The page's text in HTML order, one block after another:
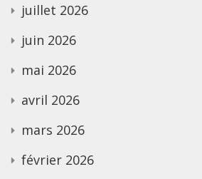
juillet 2026
juin 2026
mai 2026
avril 2026
mars 2026
février 2026